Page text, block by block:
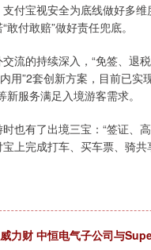
付宝视安全为底线做好多
敢付敢赔”做好责任兜底。
流的持续深入，“免签、退
用”2套创新方案，目前已
新服务满足入境游客需求。
也有了出境三宝：“签证、
上完成打车、买车票、骑共
威力财 中恒电气子公司与